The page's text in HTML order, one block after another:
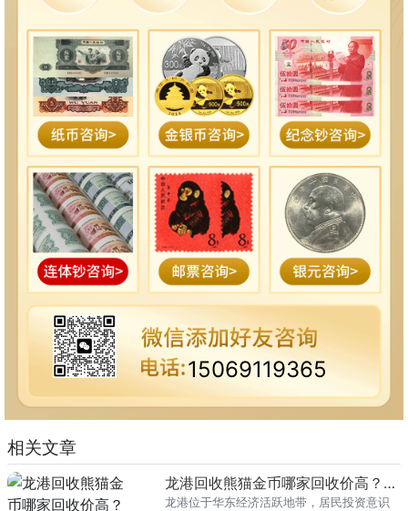
15069119365
相关文章
龙港回收熊猫金币哪家回收价高？本地榜单
龙港位于华东经济活跃地带，居民投资意识